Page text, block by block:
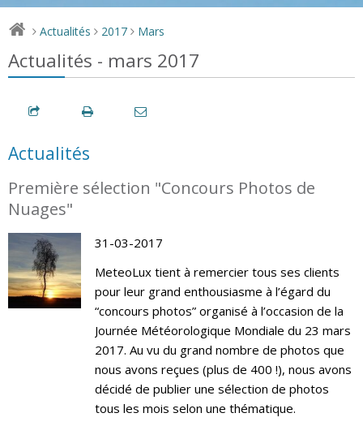
> Actualités > 2017 > Mars
Actualités - mars 2017
Actualités
Première sélection "Concours Photos de
Nuages"
31-03-2017
MeteoLux tient à remercier tous ses clients
pour leur grand enthousiasme à l’égard du
“concours photos” organisé à l’occasion de la
Journée Météorologique Mondiale du 23 mars
2017. Au vu du grand nombre de photos que
nous avons reçues (plus de 400 !), nous avons
décidé de publier une sélection de photos
tous les mois selon une thématique.